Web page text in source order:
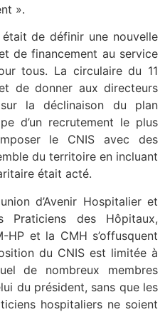
».
était de définir une nouvelle
de financement au service
tous. La circulaire du 11
de donner aux directeurs
la déclinaison du plan
d’un recrutement le plus
le CNIS avec des
du territoire en incluant
était acté.
d’Avenir Hospitalier et
Praticiens des Hôpitaux,
HP et la CMH s’offusquent
du CNIS est limitée à
de nombreux membres
du président, sans que les
hospitaliers ne soient